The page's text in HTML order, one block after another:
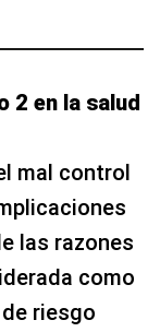
2 en la salud
mal control
las razones
como
riesgo